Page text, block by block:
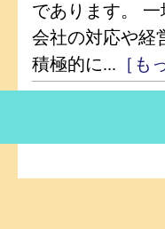
であります。
会社の対応や経
積極的に... ［も